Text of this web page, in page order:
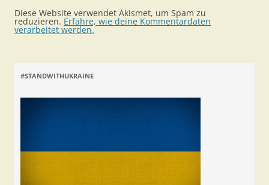
Diese Website verwendet Akismet, um Spam zu
reduzieren. Erfahre, wie deine Kommentardaten
verarbeitet werden.
#STANDWITHUKRAINE